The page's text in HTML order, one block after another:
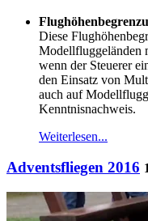
Diese
Modellfluggeländen
wenn der Steuerer
den Einsatz von
auch auf
Kenntnisnachweis.
Weiterlesen...
Adventsfliegen 2016